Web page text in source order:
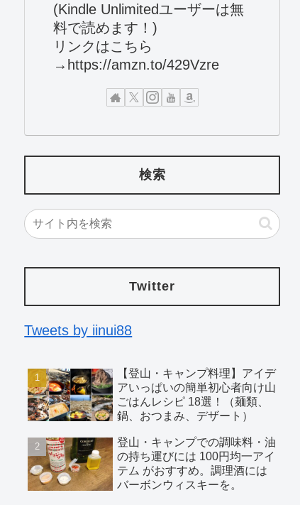
(Kindle Unlimitedユーザーは無
料で読めます！)
リンクはこちら
→https://amzn.to/429Vzre
検索
Twitter
Tweets by iinui88
【登山・キャンプ料理】アイデ
アいっぱいの簡単初心者向け山
ごはんレシピ 18選！（麺類、
鍋、おつまみ、デザート）
登山・キャンプでの調味料・油
の持ち運びには 100円均一アイ
テム がおすすめ。調理酒には
バーボンウィスキーを。